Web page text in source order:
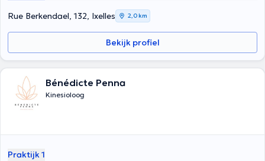
Rue Berkendael, 132, Ixelles 2,0 km
Bekijk profiel
Bénédicte Penna
Kinesioloog
Praktijk 1